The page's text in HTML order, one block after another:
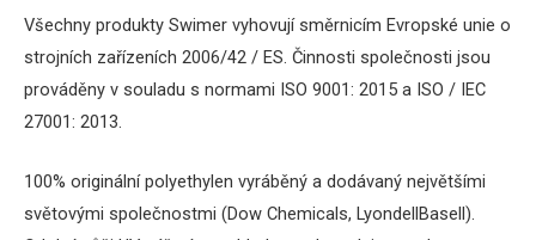
Všechny produkty Swimer vyhovují směrnicím Evropské unie o
strojních zařízeních 2006/42 / ES. Činnosti společnosti jsou
prováděny v souladu s normami ISO 9001: 2015 a ISO / IEC
27001: 2013.
100% originální polyethylen vyráběný a dodávaný největšími
světovými společnostmi (Dow Chemicals, LyondellBasell).